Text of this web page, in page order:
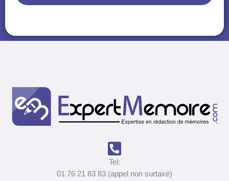
Tel:
01 76 21 83 83 (appel non surtaxé)